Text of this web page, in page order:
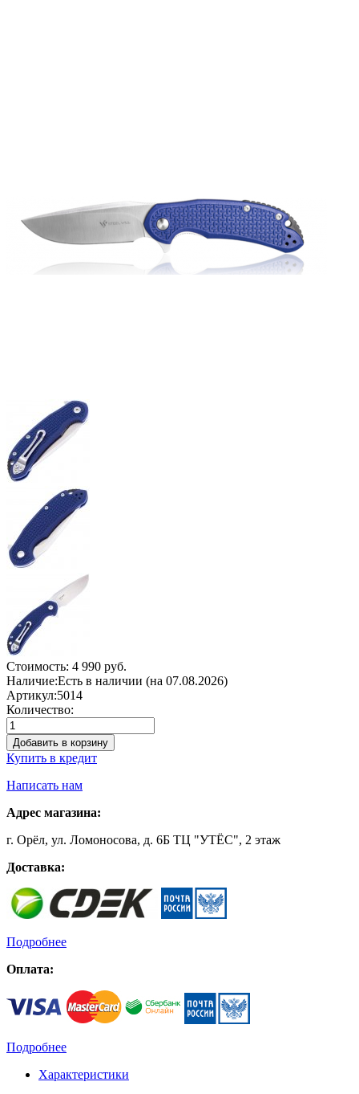
Стоимость: 4 990 руб.
Наличие:Есть в наличии (на 07.08.2026)
Артикул:5014
Количество:
Добавить в корзину
Купить в кредит
Написать нам
Адрес магазина:
г. Орёл, ул. Ломоносова, д. 6Б ТЦ "УТЁС", 2 этаж
Доставка:
Подробнее
Оплата:
Подробнее
Характеристики